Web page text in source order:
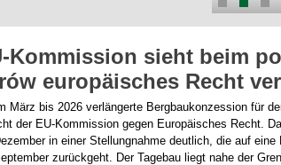
Kommission sieht beim
europäisches Recht
März bis 2026 verlängerte Bergbaukonzession für
der EU-Kommission gegen Europäisches Recht.
in einer Stellungnahme deutlich, die auf
zurückgeht. Der Tagebau liegt nahe der